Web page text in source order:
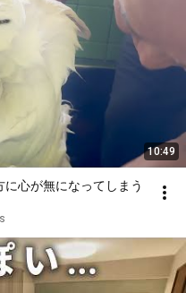
10:49
心が無になってしまう